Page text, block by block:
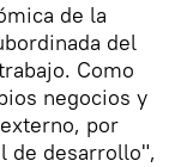
de la
del
Como
negocios y
por
de desarrollo",